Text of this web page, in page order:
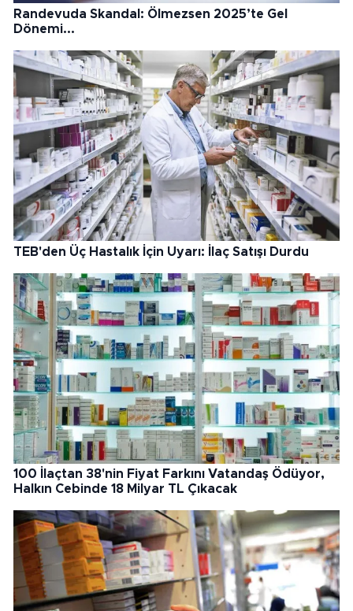
Randevuda Skandal: Ölmezsen 2025’te Gel
Dönemi...
TEB'den Üç Hastalık İçin Uyarı: İlaç Satışı Durdu
100 İlaçtan 38'nin Fiyat Farkını Vatandaş Ödüyor,
Halkın Cebinde 18 Milyar TL Çıkacak